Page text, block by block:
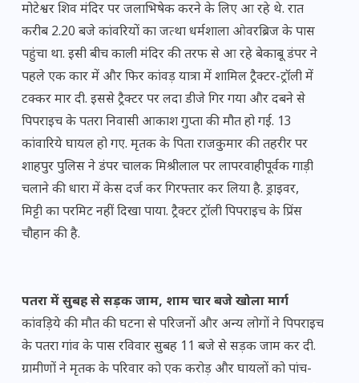
मोटेश्वर शिव मंदिर पर जलाभिषेक करने के लिए आ रहे थे. रात
करीब 2.20 बजे कांवरियों का जत्था धर्मशाला ओवरब्रिज के पास
पहुंचा था. इसी बीच काली मंदिर की तरफ से आ रहे बेकाबू डंपर ने
पहले एक कार में और फिर कांवड़ यात्रा में शामिल ट्रैक्टर-ट्रॉली में
टक्कर मार दी. इससे ट्रैक्टर पर लदा डीजे गिर गया और दबने से
पिपराइच के पतरा निवासी आकाश गुप्ता की मौत हो गई. 13
कांवारिये घायल हो गए. मृतक के पिता राजकुमार की तहरीर पर
शाहपुर पुलिस ने डंपर चालक मिश्रीलाल पर लापरवाहीपूर्वक गाड़ी
चलाने की धारा में केस दर्ज कर गिरफ्तार कर लिया है. ड्राइवर,
मिट्टी का परमिट नहीं दिखा पाया. ट्रैक्टर ट्रॉली पिपराइच के प्रिंस
चौहान की है.
पतरा में सुबह से सड़क जाम, शाम चार बजे खोला मार्ग
कांवड़िये की मौत की घटना से परिजनों और अन्य लोगों ने पिपराइच
के पतरा गांव के पास रविवार सुबह 11 बजे से सड़क जाम कर दी.
ग्रामीणों ने मृतक के परिवार को एक करोड़ और घायलों को पांच-